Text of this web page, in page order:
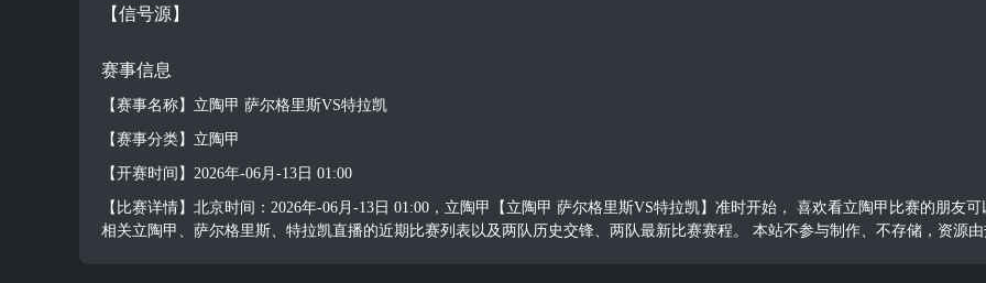
【信号源】
赛事信息
【赛事名称】立陶甲 萨尔格里斯VS特拉凯
【赛事分类】立陶甲
【开赛时间】2026年-06月-13日 01:00
【比赛详情】北京时间：2026年-06月-13日 01:00，立陶甲【立陶甲 萨尔格里斯VS特拉凯】准时开始， 喜欢看立陶甲比赛的朋友
相关立陶甲、萨尔格里斯、特拉凯直播的近期比赛列表以及两队历史交锋、两队最新比赛赛程。 本站不参与制作、不存储，资源